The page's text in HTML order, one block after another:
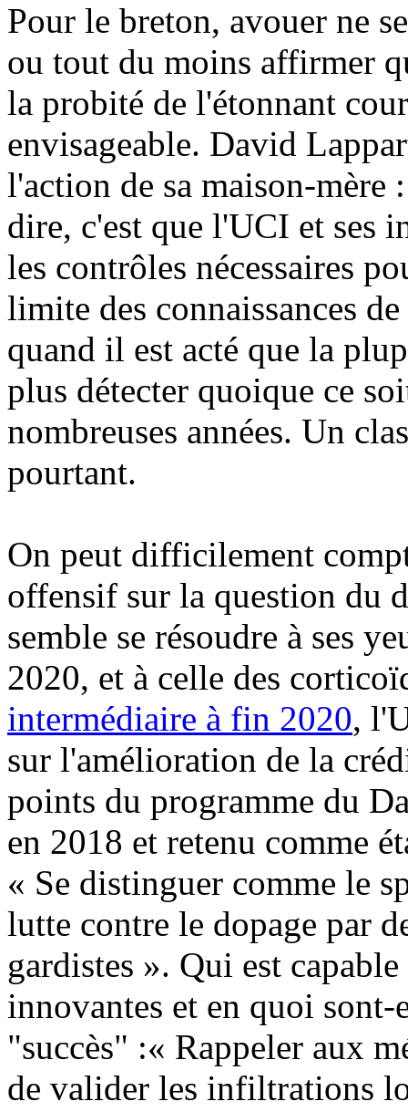
Pour le breton, avouer ne
ou tout du moins affirmer
la probité de l'étonnant
envisageable. David
l'action de sa maison-mère
dire, c'est que l'UCI et ses
les contrôles nécessaires
limite des connaissances
quand il est acté que la
plus détecter quoique ce
nombreuses années. Un
pourtant.
On peut difficilement
offensif sur la question du
semble se résoudre à ses
2020, et à celle des
intermédiaire à fin 2020,
sur l'amélioration de la
points du programme du
en 2018 et retenu comme
« Se distinguer comme le
lutte contre le dopage par
gardistes ». Qui est
innovantes et en quoi
"succès" :« Rappeler aux
de valider les infiltrations